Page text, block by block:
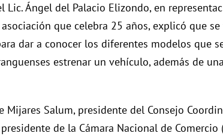
Ángel del Palacio Elizondo, en
que celebra 25 años, explicó que
dar a conocer los diferentes modelos que
estrenar un vehículo, además de
Mijares Salum, presidente del Consejo
de la Cámara Nacional de Comercio